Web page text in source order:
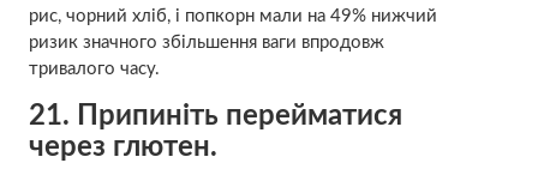
рис, чорний хліб, і попкорн мали на 49% нижчий
ризик значного збільшення ваги впродовж
тривалого часу.
21. Припиніть перейматися
через глютен.